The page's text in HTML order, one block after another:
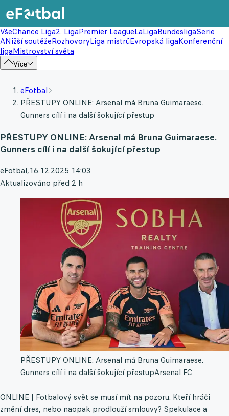
VšeChance Liga2. LigaPremier LeagueLaLigaBundesligaSerie
ANižší soutěžeRozhovoryLiga mistrůEvropská ligaKonferenční
ligaMistrovství světa
Více
eFotbal
PŘESTUPY ONLINE: Arsenal má Bruna Guimaraese.
Gunners cílí i na další šokující přestup
PŘESTUPY ONLINE: Arsenal má Bruna Guimaraese.
Gunners cílí i na další šokující přestup
eFotbal,16.12.2025 14:03
Aktualizováno před 2 h
PŘESTUPY ONLINE: Arsenal má Bruna Guimaraese.
Gunners cílí i na další šokující přestupArsenal FC
ONLINE | Fotbalový svět se musí mít na pozoru. Kteří hráči
změní dres, nebo naopak prodlouží smlouvy? Spekulace a